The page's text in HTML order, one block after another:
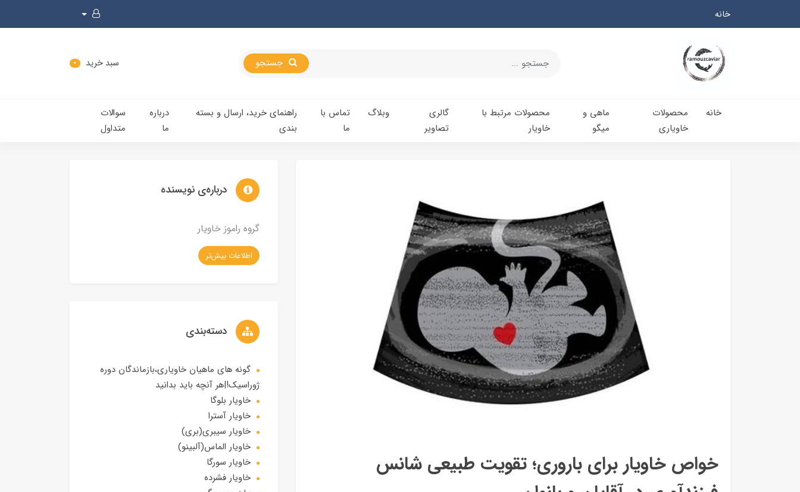
خانه
سبد خرید 0
خانه
محصولات
خاویاری
ماهی و
میگو
محصولات مرتبط با
خاویار
گالری
تصاویر
وبلاگ
تماس با
ما
راهنمای خرید، ارسال و بسته
بندی
درباره
ما
سوالات
متداول
خواص خاویار برای باروری؛ تقویت طبیعی شانس
درباره‌ی نویسنده
گروه راموز خاویار
اطلاعات بیش‌تر
دسته‌بندی
گونه های ماهیان خاویاری،بازماندگان دوره
ژوراسیک!|هر آنچه باید بدانید
خاویار بلوگا
خاویار آسترا
خاویار سیبری(بری)
خاویار الماس(آلبینو)
خاویار سورگا
خاویار فشرده